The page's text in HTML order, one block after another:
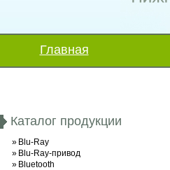
Главная
Каталог продукции
» Blu-Ray
» Blu-Ray-привод
» Bluetooth